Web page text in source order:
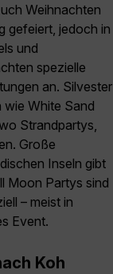
Weihnachten
gefeiert, jedoch in
und
spezielle
an. Silvester
wie White Sand
Strandpartys,
Große
Inseln gibt
Moon Partys sind
– meist in
Event.
Koh